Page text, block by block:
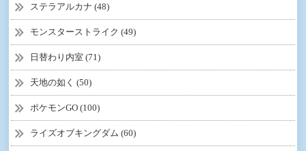
ステラアルカナ (48)
モンスターストライク (49)
日替わり内室 (71)
天地の如く (50)
ポケモンGO (100)
ライズオブキングダム (60)